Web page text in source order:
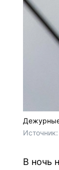
Дежурные
Источник:
В ночь